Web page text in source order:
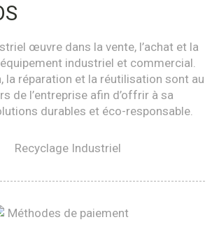
œuvre dans la vente, l’achat et la
industriel et commercial.
la réparation et la réutilisation sont au
de l’entreprise afin d’offrir à sa
durables et éco-responsable.